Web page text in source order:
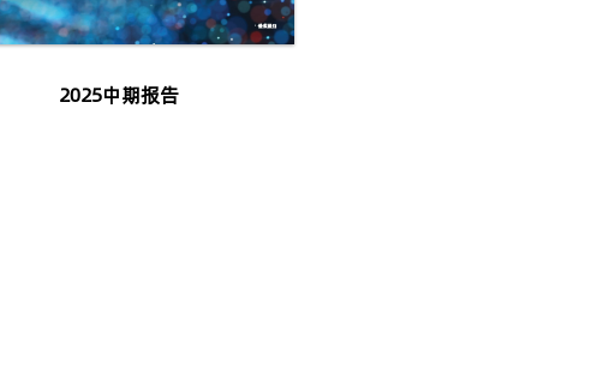
2025中期报告